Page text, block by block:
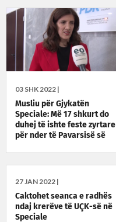
03 SHK 2022 |
Musliu për Gjykatën
Speciale: Më 17 shkurt do
duhej të ishte feste zyrtare
për nder të Pavarsisë së
27 JAN 2022 |
Caktohet seanca e radhës
ndaj krerëve të UÇK-së në
Speciale